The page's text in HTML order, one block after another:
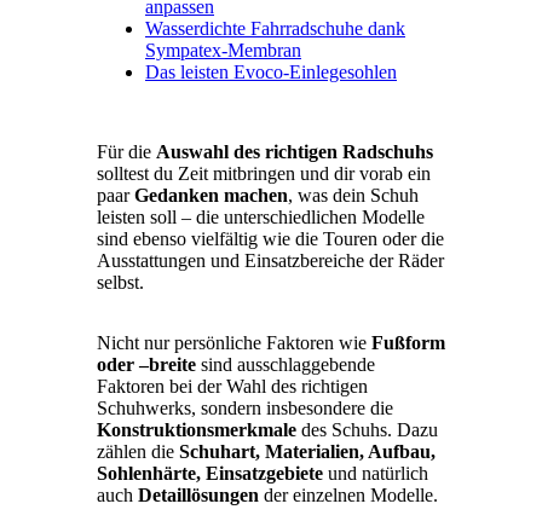
anpassen
Wasserdichte Fahrradschuhe dank
Sympatex-Membran
Das leisten Evoco-Einlegesohlen
Für die Auswahl des richtigen Radschuhs
solltest du Zeit mitbringen und dir vorab ein
paarGedanken machen, was dein Schuh
leisten soll – die unterschiedlichen Modelle
sind ebenso vielfältig wie die Touren oder die
Ausstattungen und Einsatzbereiche der Räder
selbst.
Nicht nur persönliche Faktoren wie Fußform
oder –breite sind ausschlaggebende
Faktoren bei der Wahl des richtigen
Schuhwerks, sondern insbesondere die
Konstruktionsmerkmale des Schuhs. Dazu
zählen die Schuhart, Materialien, Aufbau,
Sohlenhärte, Einsatzgebiete und natürlich
auch Detaillösungen der einzelnen Modelle.